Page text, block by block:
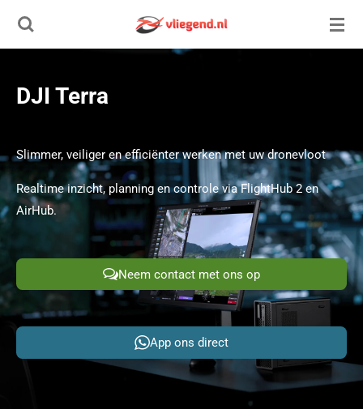
Ga
hoofdinhoud
DJI Terra
Slimmer, veiliger en efficiënter werken met uw dronevloot
Realtime inzicht, planning en controle via FlightHub 2 en
AirHub.
Neem contact met ons op
App ons direct